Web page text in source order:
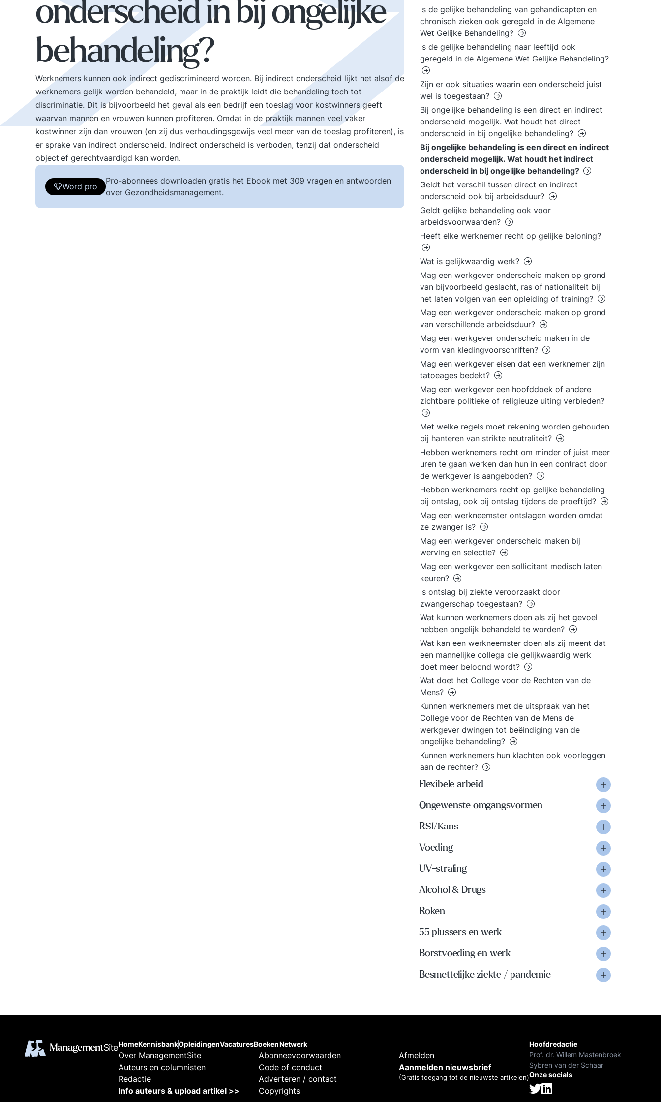
onderscheid in bij ongelijke
behandeling?
Werknemers kunnen ook indirect gediscrimineerd worden. Bij indirect onderscheid lijkt het alsof de
werknemers gelijk worden behandeld, maar in de praktijk leidt die behandeling toch tot
discriminatie. Dit is bijvoorbeeld het geval als een bedrijf een toeslag voor kostwinners geeft
waarvan mannen en vrouwen kunnen profiteren. Omdat in de praktijk mannen veel vaker
kostwinner zijn dan vrouwen (en zij dus verhoudingsgewijs veel meer van de toeslag profiteren), is
er sprake van indirect onderscheid. Indirect onderscheid is verboden, tenzij dat onderscheid
objectief gerechtvaardigd kan worden.
Word pro
Pro-abonnees downloaden gratis het Ebook met 309 vragen en antwoorden
over Gezondheidsmanagement.
Is de gelijke behandeling van gehandicapten en
chronisch zieken ook geregeld in de Algemene
Wet Gelijke Behandeling?
Is de gelijke behandeling naar leeftijd ook
geregeld in de Algemene Wet Gelijke Behandeling?
Zijn er ook situaties waarin een onderscheid juist
wel is toegestaan?
Bij ongelijke behandeling is een direct en indirect
onderscheid mogelijk. Wat houdt het direct
onderscheid in bij ongelijke behandeling?
Bij ongelijke behandeling is een direct en indirect
onderscheid mogelijk. Wat houdt het indirect
onderscheid in bij ongelijke behandeling?
Geldt het verschil tussen direct en indirect
onderscheid ook bij arbeidsduur?
Geldt gelijke behandeling ook voor
arbeidsvoorwaarden?
Heeft elke werknemer recht op gelijke beloning?
Wat is gelijkwaardig werk?
Mag een werkgever onderscheid maken op grond
van bijvoorbeeld geslacht, ras of nationaliteit bij
het laten volgen van een opleiding of training?
Mag een werkgever onderscheid maken op grond
van verschillende arbeidsduur?
Mag een werkgever onderscheid maken in de
vorm van kledingvoorschriften?
Mag een werkgever eisen dat een werknemer zijn
tatoeages bedekt?
Mag een werkgever een hoofddoek of andere
zichtbare politieke of religieuze uiting verbieden?
Met welke regels moet rekening worden gehouden
bij hanteren van strikte neutraliteit?
Hebben werknemers recht om minder of juist meer
uren te gaan werken dan hun in een contract door
de werkgever is aangeboden?
Hebben werknemers recht op gelijke behandeling
bij ontslag, ook bij ontslag tijdens de proeftijd?
Mag een werkneemster ontslagen worden omdat
ze zwanger is?
Mag een werkgever onderscheid maken bij
werving en selectie?
Mag een werkgever een sollicitant medisch laten
keuren?
Is ontslag bij ziekte veroorzaakt door
zwangerschap toegestaan?
Wat kunnen werknemers doen als zij het gevoel
hebben ongelijk behandeld te worden?
Wat kan een werkneemster doen als zij meent dat
een mannelijke collega die gelijkwaardig werk
doet meer beloond wordt?
Wat doet het College voor de Rechten van de
Mens?
Kunnen werknemers met de uitspraak van het
College voor de Rechten van de Mens de
werkgever dwingen tot beëindiging van de
ongelijke behandeling?
Kunnen werknemers hun klachten ook voorleggen
aan de rechter?
Flexibele arbeid
Ongewenste omgangsvormen
RSI/Kans
Voeding
UV-straling
Alcohol & Drugs
Roken
55 plussers en werk
Borstvoeding en werk
Besmettelijke ziekte / pandemie
HomeKennisbankOpleidingenVacaturesBoekenNetwerk
Over ManagementSite
Auteurs en columnisten
Redactie
Info auteurs & upload artikel >>
Abonneevoorwaarden
Code of conduct
Adverteren / contact
Copyrights
Afmelden
Aanmelden nieuwsbrief
(Gratis toegang tot de nieuwste artikelen)
Hoofdredactie
Prof. dr. Willem Mastenbroek
Sybren van der Schaar
Onze socials